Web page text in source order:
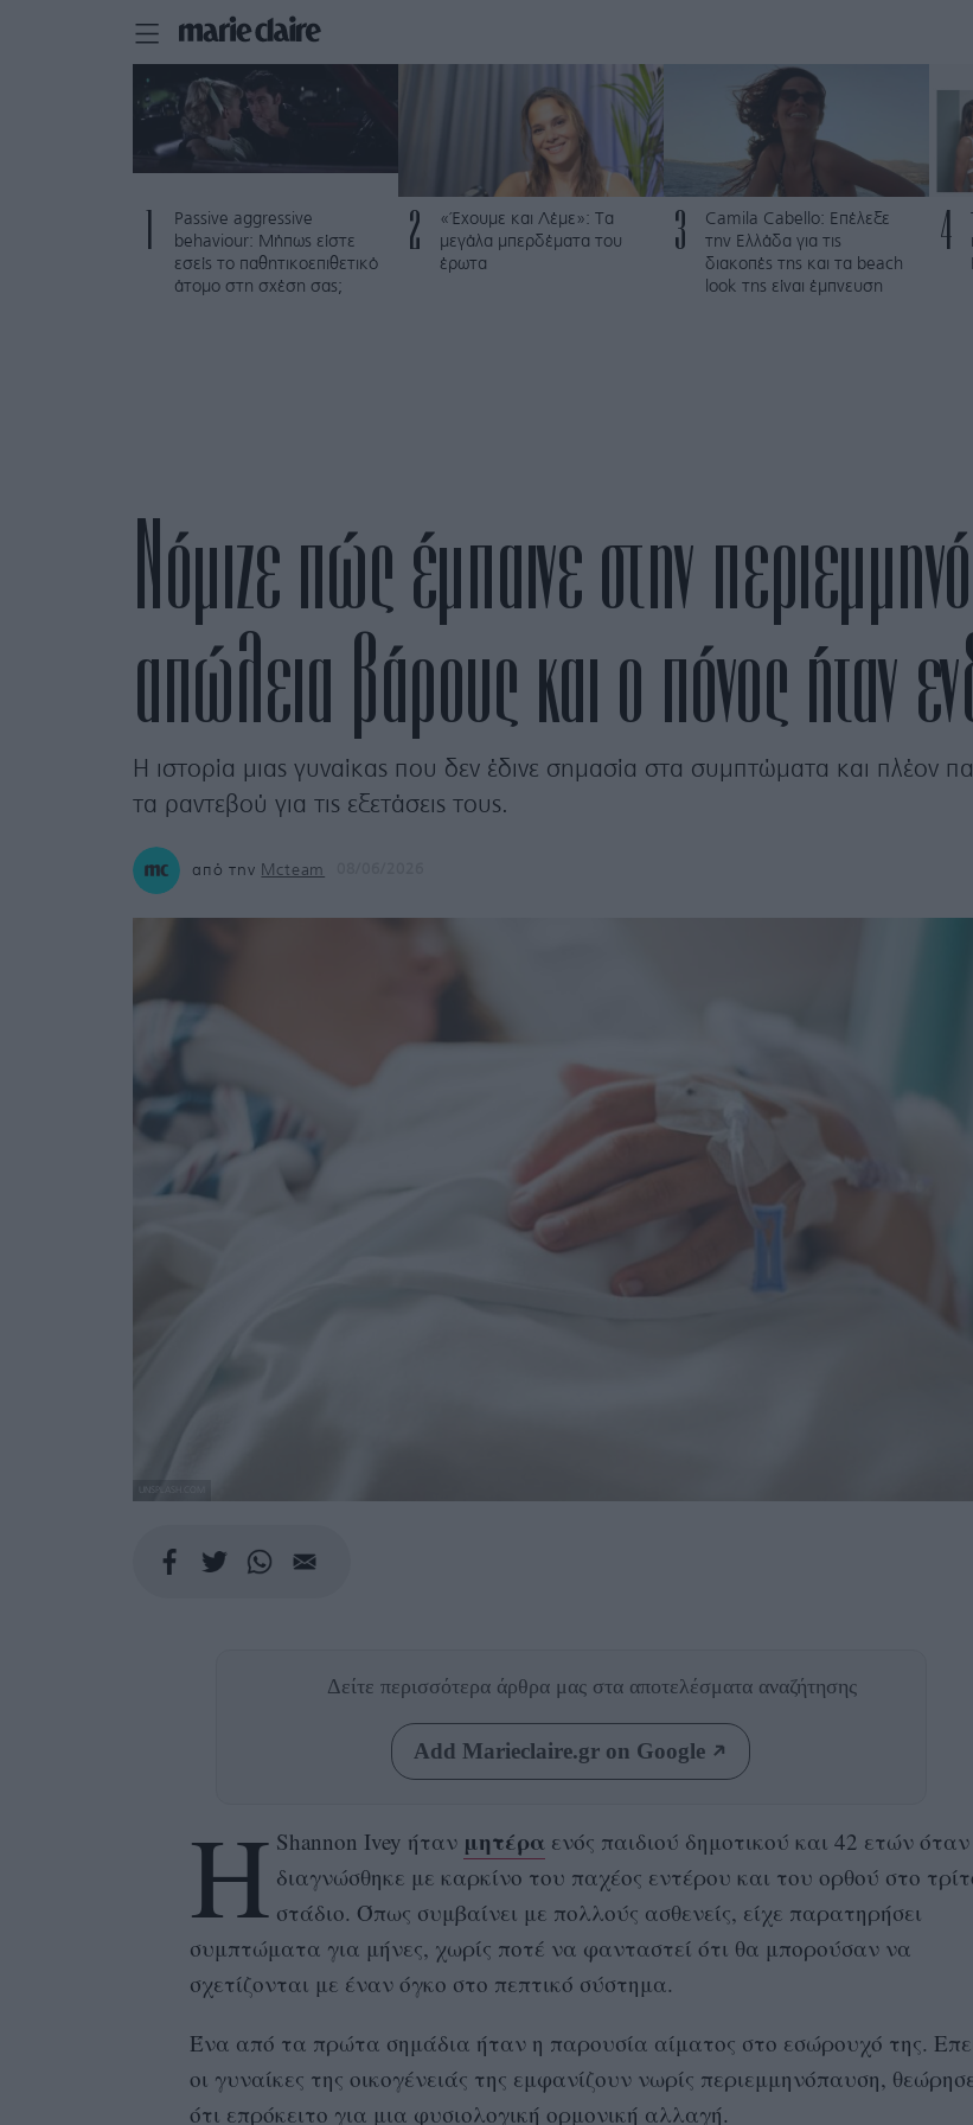
Passive aggressive
behaviour: Μήπως είστε
εσείς το παθητικοεπιθετικό
άτομο στη σχέση σας;
2
«Έχουμε και Λέμε»: Τα
μεγάλα μπερδέματα του
έρωτα
3
Camila Cabello: Επέλεξε
την Ελλάδα για τις
διακοπές της και τα beach
look της είναι έμπνευση
4
Νόμιζε πώς έμπαινε στην
απώλεια βάρους και ο πόνος ήταν
Η ιστορία μιας γυναίκας που δεν έδινε σημασία στα συμπτώματα και πλέον
τα ραντεβού για τις εξετάσεις τους.
από την Mcteam
Δείτε περισσότερα άρθρα μας στα αποτελέσματα αναζήτησης
Add Marieclaire.gr on Google
Η Shannon Ivey ήταν μητέρα ενός παιδιού δημοτικού και 42 ετών όταν
διαγνώσθηκε με καρκίνο του παχέος εντέρου και του ορθού στο
στάδιο. Όπως συμβαίνει με πολλούς ασθενείς, είχε παρατηρήσει
συμπτώματα για μήνες, χωρίς ποτέ να φανταστεί ότι θα μπορούσαν να
σχετίζονται με έναν όγκο στο πεπτικό σύστημα.
Ένα από τα πρώτα σημάδια ήταν η παρουσία αίματος στο εσώρουχό της.
οι γυναίκες της οικογένειάς της εμφανίζουν νωρίς περιεμμηνόπαυση,
ότι επρόκειτο για μια φυσιολογική ορμονική αλλαγή.